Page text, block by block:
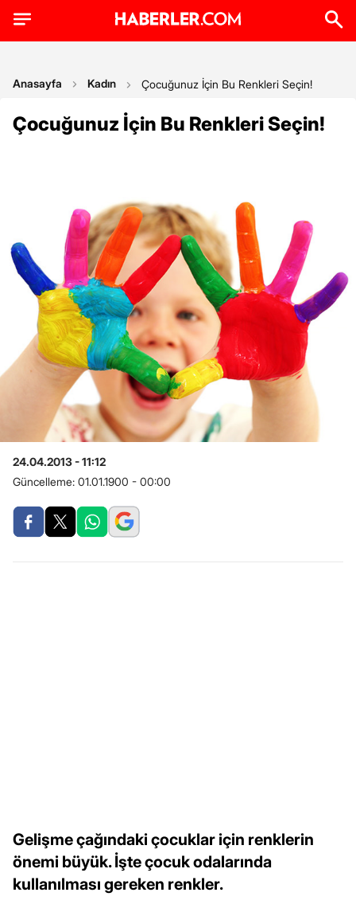
Anasayfa Kadın Çocuğunuz İçin Bu Renkleri Seçin!
Çocuğunuz İçin Bu Renkleri Seçin!
24.04.2013 - 11:12
Güncelleme: 01.01.1900 - 00:00
Gelişme çağındaki çocuklar için renklerin
önemi büyük. İşte çocuk odalarında
kullanılması gereken renkler.